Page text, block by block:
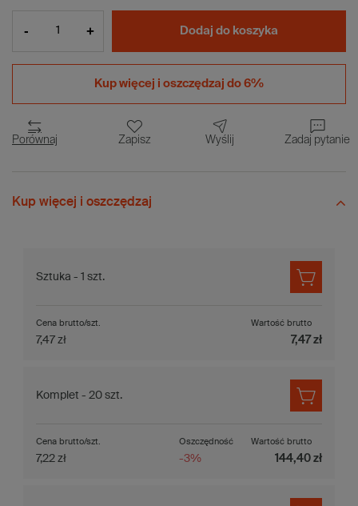
- + Dodaj do koszyka
Kup więcej i oszczędzaj do 6%
Porównaj Zapisz Wyślij Zadaj pytanie
Kup więcej i oszczędzaj
Sztuka - 1 szt.
Cena brutto/szt.
7,47 zł
Wartość brutto
7,47 zł
Komplet - 20 szt.
Oszczędność
-3%
Cena brutto/szt.
7,22 zł
Wartość brutto
144,40 zł